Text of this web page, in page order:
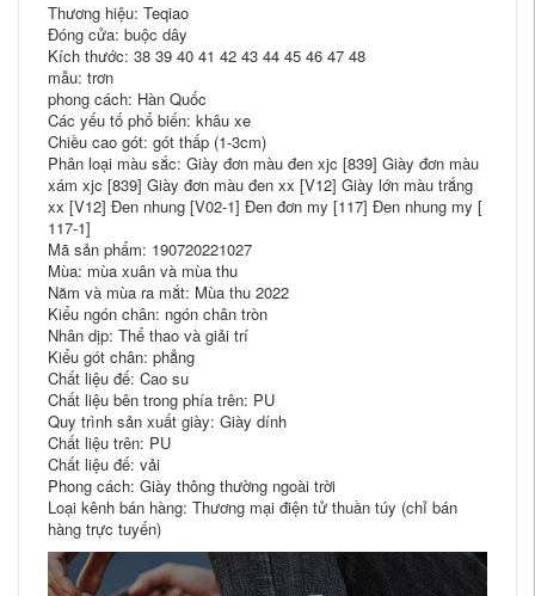
Thương hiệu: Teqiao
Đóng cửa: buộc dây
Kích thước: 38 39 40 41 42 43 44 45 46 47 48
mẫu: trơn
phong cách: Hàn Quốc
Các yếu tố phổ biến: khâu xe
Chiều cao gót: gót thấp (1-3cm)
Phân loại màu sắc: Giày đơn màu đen xjc [839] Giày đơn màu
xám xjc [839] Giày đơn màu đen xx [V12] Giày lớn màu trắng
xx [V12] Đen nhung [V02-1] Đen đơn my [117] Đen nhung my [
117-1]
Mã sản phẩm: 190720221027
Mùa: mùa xuân và mùa thu
Năm và mùa ra mắt: Mùa thu 2022
Kiểu ngón chân: ngón chân tròn
Nhân dịp: Thể thao và giải trí
Kiểu gót chân: phẳng
Chất liệu đế: Cao su
Chất liệu bên trong phía trên: PU
Quy trình sản xuất giày: Giày dính
Chất liệu trên: PU
Chất liệu đế: vải
Phong cách: Giày thông thường ngoài trời
Loại kênh bán hàng: Thương mại điện tử thuần túy (chỉ bán
hàng trực tuyến)